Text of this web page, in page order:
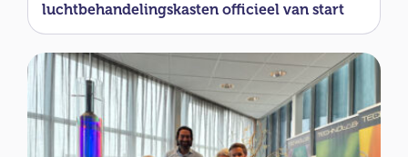
luchtbehandelingskasten officieel van start